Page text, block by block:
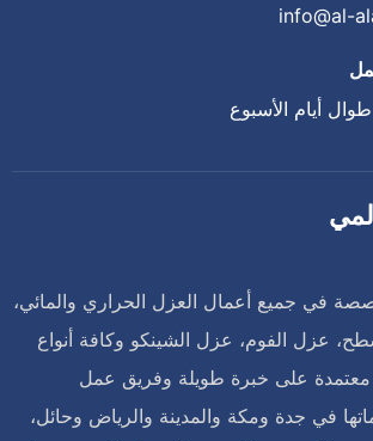
info@al-
في جميع أعمال العزل الحراري والمائي،
عزل الفوم، عزل الشينكو وكافة أنواع
معتمدة على خبرة طويلة وفريق عمل
في جدة ومكة والمدينة والرياض وحائل،